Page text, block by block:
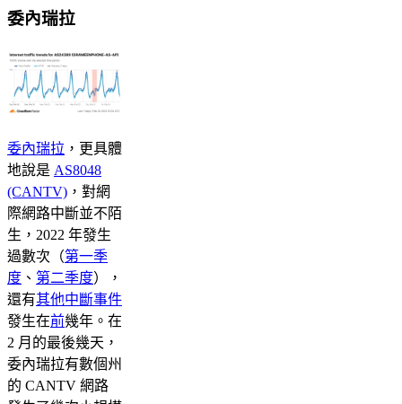
委內瑞拉
委內瑞拉 ，更具體
地說是 AS8048
(CANTV) ，對網
際網路中斷並不陌
生，2022 年發生
過數次（第一季
度 、 第二季度），
還有其他中斷事件
發生在前幾年。在
2 月的最後幾天，
委內瑞拉有數個州
的 CANTV 網路